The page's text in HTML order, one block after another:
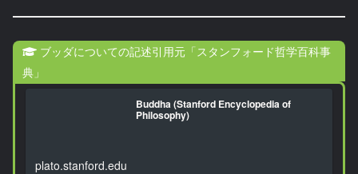
ブッダについての記述引用元「スタンフォード哲学百科事
典」
Buddha (Stanford Encyclopedia of
Philosophy)
plato.stanford.edu